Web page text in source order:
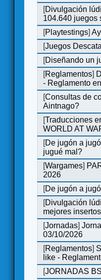
[Divulgación
104.640 juegos
[Playtestings]
[Juegos
[Diseñando un
[Reglamentos]
- Reglamento
[Consultas de
Aintnago?
[Traducciones
WORLD AT
[De jugón a
jugué mal?
[Wargames]
2026
[De jugón a
[Divulgación
mejores
[Jornadas]
03/10/2026
[Reglamentos]
like -
[JORNADAS